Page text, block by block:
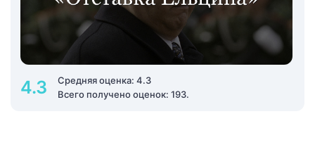
4.3
Средняя оценка: 4.3
Всего получено оценок: 193.